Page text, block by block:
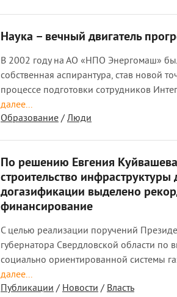
Наука – вечный двигатель
В 2002 году на АО «НПО Энергомаш»
собственная аспирантура, став новой
процессе подготовки сотрудников
далее...
Образование/ Люди
По решению Евгения
строительство инфраструктуры
догазификации выделено
финансирование
С целью реализации поручений
губернатора Свердловской области по
социально ориентированной системы
далее...
Публикации/ Новости/ Власть